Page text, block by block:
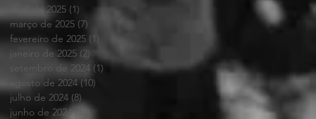
abril de 2025 (1) 1 post
março de 2025 (7)
fevereiro de 2025 (1) 1 post
janeiro de 2025 (2)
setembro de 2024 (1) 1 post
agosto de 2024 (10)
julho de 2024 (8)
junho de 2024 (13)13 posts